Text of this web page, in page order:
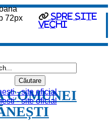
Spre site
vechi
COMUNEI